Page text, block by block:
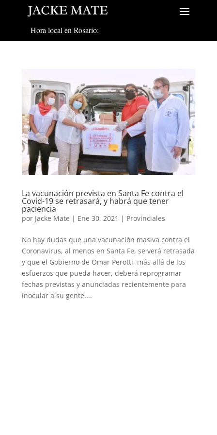
Hora local en Rosario:
La vacunación prevista en Santa Fe contra el
Covid-19 se retrasará, y habrá que tener
paciencia
por Jacke Mate | Ene 30, 2021 | Provinciales
No hay dudas que una vacunación masiva contra el
Coronavirus, al menos en Santa Fe, se verá retrasada
y que el Gobierno de Omar Perotti, más allá de los
esfuerzos que pueda hacer, deberá reprogramar
fechas previstas y anunciadas recientemente para
inocular a su gente....